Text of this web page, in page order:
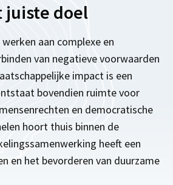
juiste doel
aan complexe en
van negatieve voorwaarden
impact is een
bovendien ruimte voor
en democratische
hoort thuis binnen de
heeft een
en het bevorderen van duurzame